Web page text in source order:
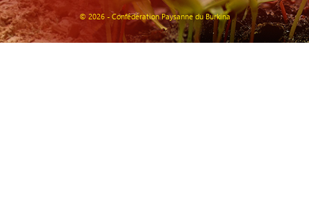
© 2026 - Confédération Paysanne du Burkina